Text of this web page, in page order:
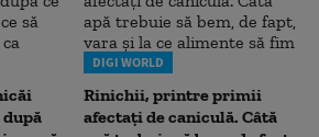
DIGI WORLD
Rinichii, printre primii
afectați de caniculă. Câtă